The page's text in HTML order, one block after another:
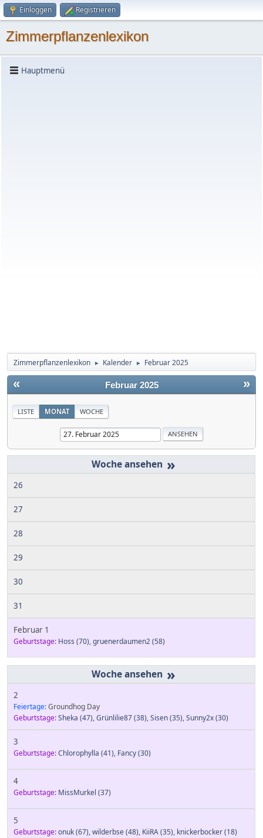
Einloggen Registrieren
Zimmerpflanzenlexikon
Hauptmenü
Zimmerpflanzenlexikon ► Kalender ► Februar 2025
« »
Februar 2025
LISTE MONAT WOCHE
»
26
27
28
29
30
31
Februar 1
Geburtstage: Hoss (70),gruenerdaumen2(58)
»
2
Feiertage:Groundhog Day
Geburtstage:Sheka (47),Grünlilie87(38),Sisen(35),Sunny2x(30)
3
Geburtstage:Chlorophylla (41), Fancy(30)
4
Geburtstage: MissMurkel (37)
5
Geburtstage:onuk(67),wilderbse(48), KiiRA(35), knickerbocker(18)